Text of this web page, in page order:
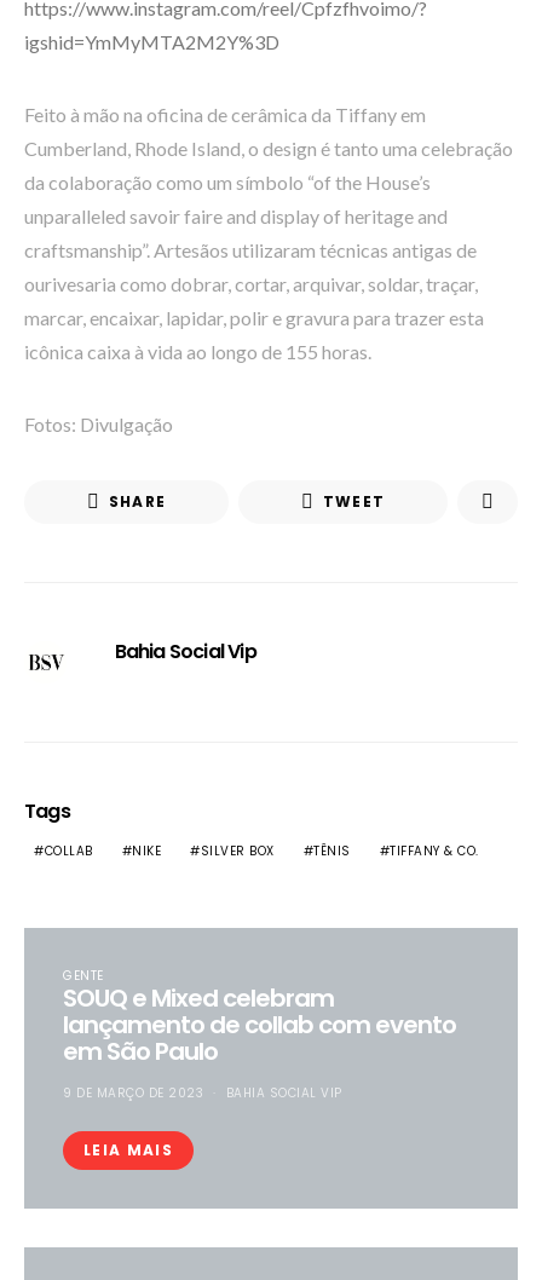
https://www.instagram.com/reel/Cpfzfhvoimo/?
igshid=YmMyMTA2M2Y%3D
Feito à mão na oficina de cerâmica da Tiffany em
Cumberland, Rhode Island, o design é tanto uma celebração
da colaboração como um símbolo “of the House’s
unparalleled savoir faire and display of heritage and
craftsmanship”. Artesãos utilizaram técnicas antigas de
ourivesaria como dobrar, cortar, arquivar, soldar, traçar,
marcar, encaixar, lapidar, polir e gravura para trazer esta
icônica caixa à vida ao longo de 155 horas.
Fotos: Divulgação
SHARE TWEET
Bahia Social Vip
Tags
COLLAB NIKE SILVER BOX TÊNIS TIFFANY & CO.
GENTE
SOUQ e Mixed celebram
lançamento de collab com evento
em São Paulo
9 DE MARÇO DE 2023 BAHIA SOCIAL VIP
LEIA MAIS